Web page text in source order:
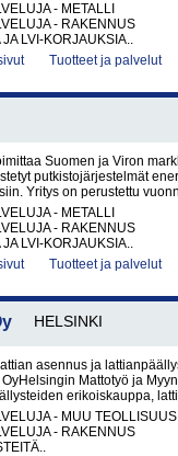
- METALLI
- RAKENNUS
LVI-KORJAUKSIA..
Tuotteet ja palvelut
Suomen ja Viron
putkistojärjestelmät
Yritys on perustettu
- METALLI
- RAKENNUS
LVI-KORJAUKSIA..
Tuotteet ja palvelut
HELSINKI
asennus ja
OyHelsingin Mattotyö ja
erikoiskauppa,
- MUU TEOLLISUUS
- RAKENNUS